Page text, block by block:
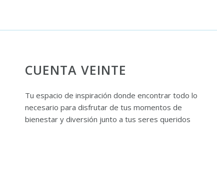
CUENTA VEINTE
Tu espacio de inspiración donde encontrar todo lo
necesario para disfrutar de tus momentos de
bienestar y diversión junto a tus seres queridos